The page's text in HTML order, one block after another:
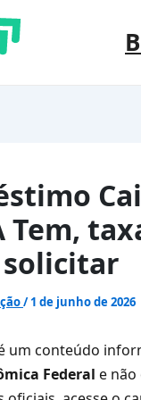
Tem,
/1 de junho de 2026
um conteúdo
Federal e